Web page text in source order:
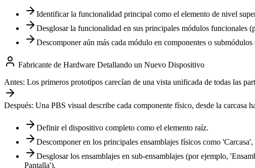
Identificar la funcionalidad principal como el elemento de nivel
Desglosar la funcionalidad en sus principales módulos funcionales
Descomponer aún más cada módulo en componentes o
Fabricante de Hardware Detallando un Nuevo Dispositivo
Antes: Los primeros prototipos carecían de una vista unificada de todas las
Después: Una PBS visual describe cada componente físico, desde la carcasa
Definir el dispositivo completo como el elemento raíz.
Descomponer en los principales ensamblajes físicos como
Desglosar los ensamblajes en sub-ensamblajes (por ejemplo,
Pantalla').